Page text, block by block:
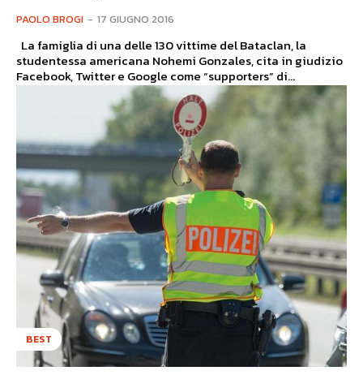
PAOLO BROGI - 17 GIUGNO 2016
studentessa americana Nohemi Gonzales, cita in giudizio
Facebook, Twitter e Google come “supporters” di...
BEST